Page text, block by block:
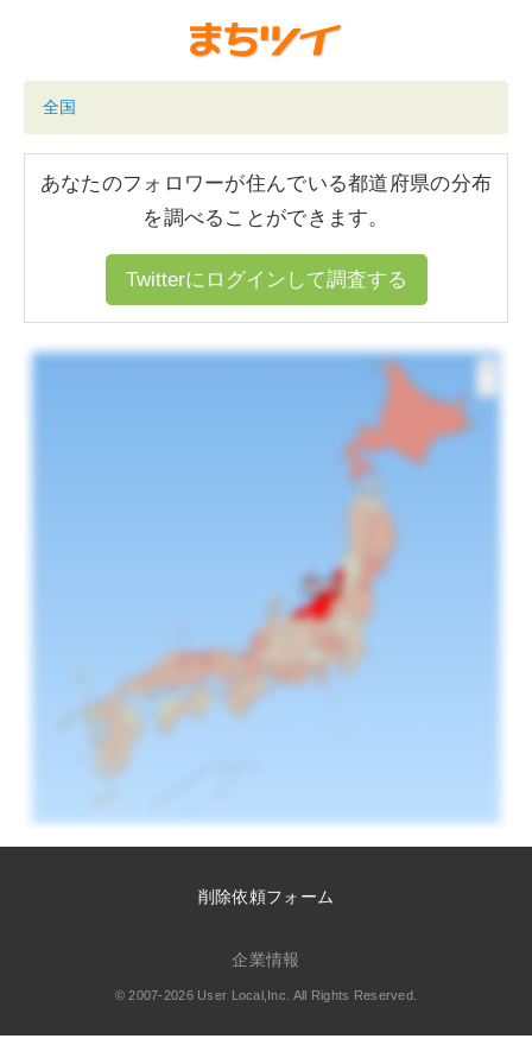
全国
あなたのフォロワーが住んでいる都道府県の分布
を調べることができます。
Twitterにログインして調査する
削除依頼フォーム
企業情報
© 2007-2026 User Local,Inc. All Rights Reserved.